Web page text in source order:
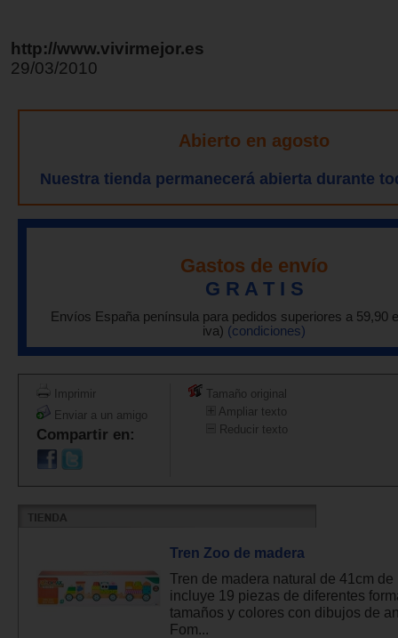
http://www.vivirmejor.es
29/03/2010
Abierto en agosto
Nuestra tienda permanecerá abierta durante
Gastos de envío
G R A T I S
Envíos España península para pedidos superiores a 59,90
iva) (condiciones)
Imprimir
Enviar a un amigo
Compartir en:
Tamaño original
Ampliar texto
Reducir texto
Tren Zoo de madera
Tren de madera natural de 41cm de
incluye 19 piezas de diferentes
tamaños y colores con dibujos de
Fom...